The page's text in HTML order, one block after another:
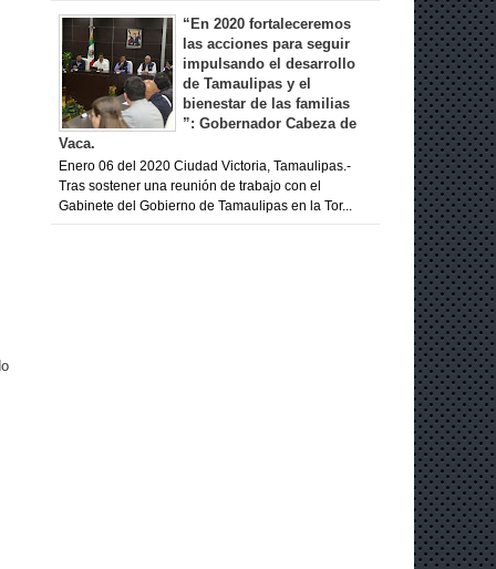
“En 2020 fortaleceremos
las acciones para seguir
impulsando el desarrollo
de Tamaulipas y el
bienestar de las familias
”: Gobernador Cabeza de
Vaca.
Enero 06 del 2020 Ciudad Victoria, Tamaulipas.-
Tras sostener una reunión de trabajo con el
Gabinete del Gobierno de Tamaulipas en la Tor...